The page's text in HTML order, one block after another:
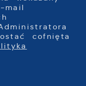
mail
cofnięta